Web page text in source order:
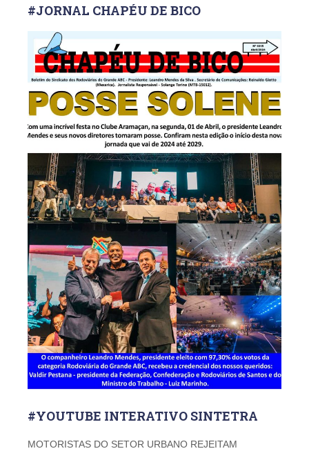
#JORNAL CHAPÉU DE BICO
#YOUTUBE INTERATIVO SINTETRA
MOTORISTAS DO SETOR URBANO REJEITAM